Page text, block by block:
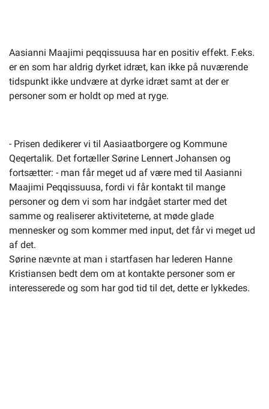
Aasianni Maajimi peqqissuusa har en positiv effekt. F.eks.
er en som har aldrig dyrket idræt, kan ikke på nuværende
tidspunkt ikke undvære at dyrke idræt samt at der er
personer som er holdt op med at ryge.
- Prisen dedikerer vi til Aasiaatborgere og Kommune
Qeqertalik. Det fortæller Sørine Lennert Johansen og
fortsætter: - man får meget ud af være med til Aasianni
Maajimi Peqqissuusa, fordi vi får kontakt til mange
personer og dem vi som har indgået starter med det
samme og realiserer aktiviteterne, at møde glade
mennesker og som kommer med input, det får vi meget ud
af det.
Sørine nævnte at man i startfasen har lederen Hanne
Kristiansen bedt dem om at kontakte personer som er
interesserede og som har god tid til det, dette er lykkedes.